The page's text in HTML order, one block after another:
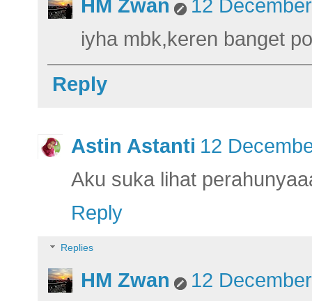
HM Zwan
12
iyha mbk,keren banget
Reply
Astin Astanti 12
Aku suka lihat
Reply
Replies
HM Zwan
12